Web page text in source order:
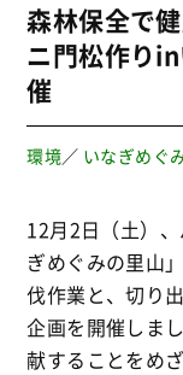
森林保全で
ニ門松作り
催
環境／ いなぎめぐ
12月2日（土）
ぎめぐみの里山
伐作業と、切り
企画を開催しま
献することをめ